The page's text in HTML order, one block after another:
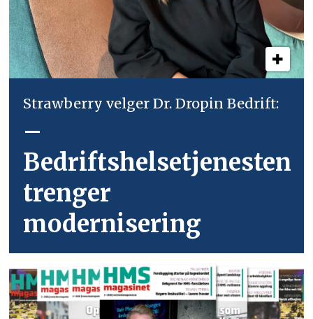
Strawberry velger Dr. Dropin Bedrift:
–
Bedriftshelsetjenesten
trenger
modernisering